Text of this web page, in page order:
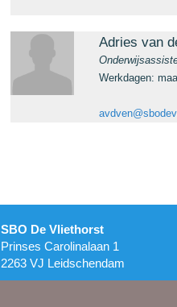
Adries van
Werkdagen:
SBO De Vliethorst
Prinses Carolinalaan 1
2263 VJ Leidschendam